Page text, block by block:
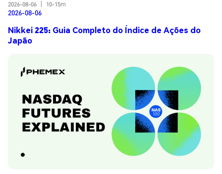
2026-08-06
10-15m
2026-08-06
Nikkei 225: Guia Completo do Índice de Ações do
Japão